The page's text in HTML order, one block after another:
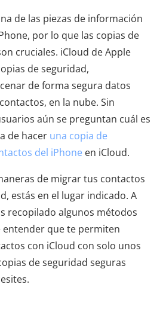
de las piezas de información
por lo que las copias de
cruciales. iCloud de Apple
de seguridad,
de forma segura datos
en la nube. Sin
aún se preguntan cuál es
de hacer una copia de
del iPhone en iCloud.
de migrar tus contactos
estás en el lugar indicado. A
recopilado algunos métodos
entender que te permiten
con iCloud con solo unos
de seguridad seguras